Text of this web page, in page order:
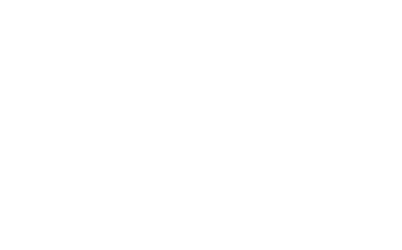
了承ください。
き作成されるも
です。
ありません。
です。
ず変更すること
1000ppm以下、
下、フタル酸ジブチ
可)を取得する
要な手段を講じ